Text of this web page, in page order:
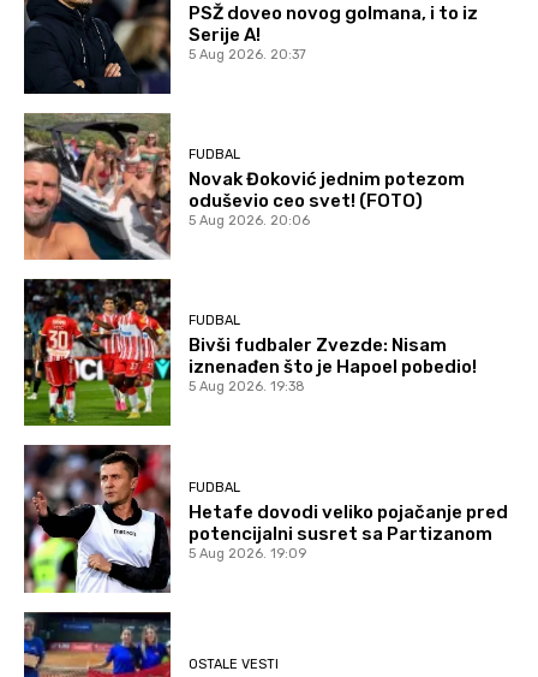
PSŽ doveo novog golmana, i to iz
Serije A!
5 Aug 2026. 20:37
FUDBAL
Novak Đoković jednim potezom
oduševio ceo svet! (FOTO)
5 Aug 2026. 20:06
FUDBAL
Bivši fudbaler Zvezde: Nisam
iznenađen što je Hapoel pobedio!
5 Aug 2026. 19:38
FUDBAL
Hetafe dovodi veliko pojačanje pred
potencijalni susret sa Partizanom
5 Aug 2026. 19:09
OSTALE VESTI